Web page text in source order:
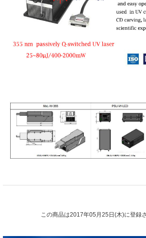
この商品は2017年05月25日(木)に登録